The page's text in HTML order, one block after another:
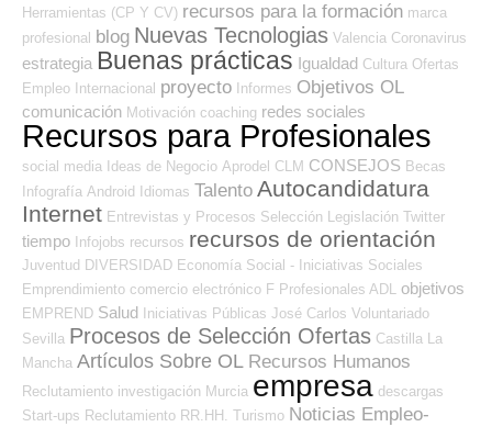
Herramientas (CP Y CV) recursos para la formación marca
profesional blog Nuevas Tecnologias Valencia Coronavirus
estrategia Buenas prácticas Igualdad Cultura Ofertas
Empleo Internacional proyecto Informes Objetivos OL
comunicación Motivación coaching redes sociales
Recursos para Profesionales
social media Ideas de Negocio Aprodel CLM CONSEJOS Becas
Infografía Android Idiomas Talento Autocandidatura
Internet Entrevistas y Procesos Selección Legislación Twitter
tiempo Infojobs recursos recursos de orientación
Juventud DIVERSIDAD Economía Social - Iniciativas Sociales
Emprendimiento comercio electrónico F Profesionales ADL objetivos
EMPREND Salud Iniciativas Públicas José Carlos Voluntariado
Sevilla Procesos de Selección Ofertas Castilla La
Mancha Artículos Sobre OL Recursos Humanos
Reclutamiento investigación Murcia empresa descargas
Start-ups Reclutamiento RR.HH. Turismo Noticias Empleo-